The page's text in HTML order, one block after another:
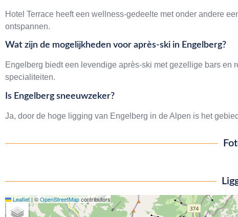
Hotel Terrace heeft een wellness-gedeelte met onder andere
ontspannen.
Wat zijn de mogelijkheden voor après-ski in Engelberg?
Engelberg biedt een levendige après-ski met gezellige bars
specialiteiten.
Is Engelberg sneeuwzeker?
Ja, door de hoge ligging van Engelberg in de Alpen is het
+
Leaflet | ©OpenStreetMapcontributors